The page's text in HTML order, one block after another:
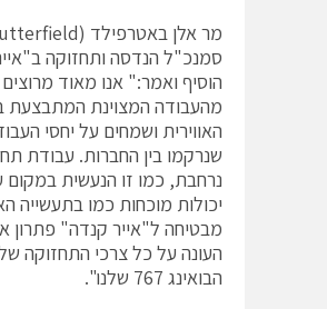
סמנכ"ל הנדסה ותחזוקה
הוסיף ואמר:" אנו מאוד מרוצים
מהעבודה המצוינת המתבצעת
האווירית ושמחים על יחסי
שנרקמו בין החברות. עבודת
נרחבת, כמו זו הנעשית במקום
יכולות מוכחות כמו בתעשייה
מבטיחה ל"אייר קנדה" פתרון
העונה על כל צרכי התחזוקה
הבואינג 767 שלנו".